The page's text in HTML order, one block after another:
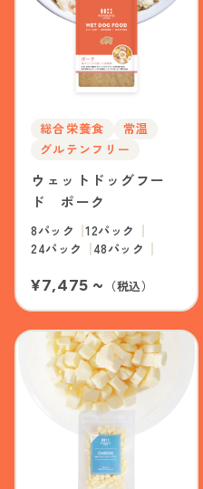
総合栄養食
常温
グルテンフリー
ウェットドッグフー
ド ポーク
8パック
12パック
24パック
48パック
¥7,475 ~ （税込）